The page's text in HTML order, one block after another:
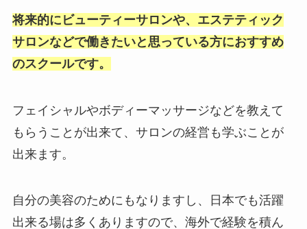
将来的にビューティーサロンや、エステティック
サロンなどで働きたいと思っている方におすすめ
のスクールです。
フェイシャルやボディーマッサージなどを教えて
もらうことが出来て、サロンの経営も学ぶことが
出来ます。
自分の美容のためにもなりますし、日本でも活躍
出来る場は多くありますので、海外で経験を積ん